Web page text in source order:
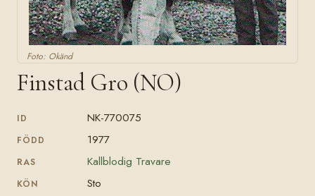
Foto: Okänd
Finstad Gro (NO)
ID NK-770075
FÖDD 1977
RAS Kallblodig Travare
KÖN Sto